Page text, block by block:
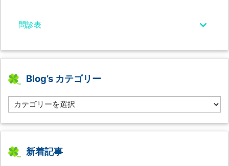
問診表
Blog’s カテゴリー
l
g’s
テ
新着記事